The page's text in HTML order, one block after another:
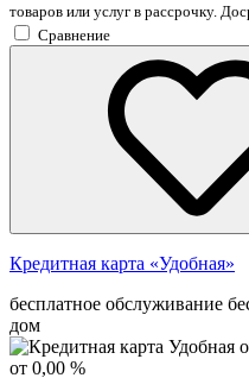
товаров или услуг в рассрочку.
Сравнение
Кредитная карта «Удобная»
бесплатное обслуживание
дом
от 0,00 %